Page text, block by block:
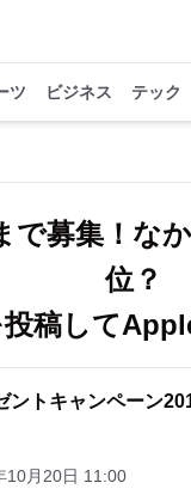
ツ ビジネス テック
で募集！な
位？
稿して
トキャンペーン
10月20日 11:00